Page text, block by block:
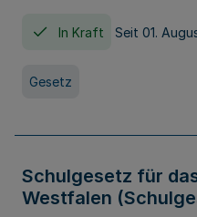
In Kraft Seit 01.
Gesetz
Schulgesetz für
Westfalen